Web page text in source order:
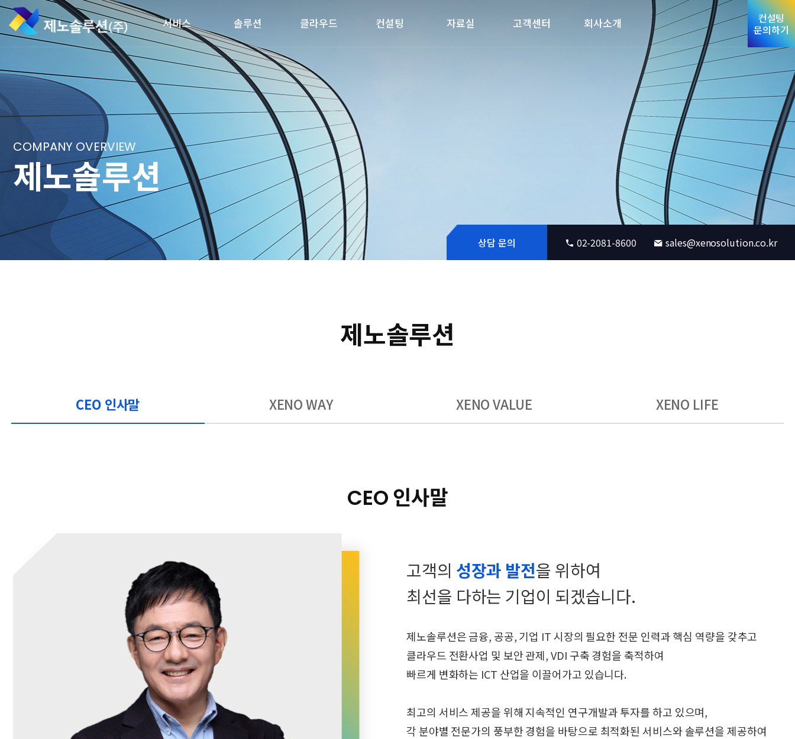
서비스 솔루션 클라우드 컨설팅 자료실 고객센터 회사소개
컨설팅
문의하기
COMPANY OVERVIEW
제노솔루션
상담 문의 02-2081-8600 sales@xenosolution.co.kr
제노솔루션
CEO 인사말 XENO WAY XENO VALUE XENO LIFE
CEO 인사말
고객의 성장과 발전을 위하여
최선을 다하는 기업이 되겠습니다.
제노솔루션은 금융, 공공, 기업 IT 시장의 필요한 전문 인력과 핵심 역량을 갖추고
클라우드 전환사업 및 보안 관제, VDI 구축 경험을 축적하여
빠르게 변화하는 ICT 산업을 이끌어가고 있습니다.
최고의 서비스 제공을 위해 지속적인 연구개발과 투자를 하고 있으며,
각 분야별 전문가의 풍부한 경험을 바탕으로 최적화된 서비스와 솔루션을 제공하여